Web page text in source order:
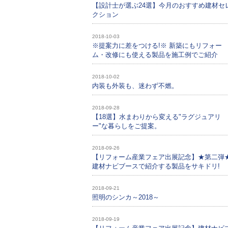
【設計士が選ぶ24選】今月のおすすめ建材セ
クション
2018-10-03
※提案力に差をつける!※ 新築にもリフォー
ム・改修にも使える製品を施工例でご紹介
2018-10-02
内装も外装も、迷わず不燃。
2018-09-28
【18選】水まわりから変える"ラグジュアリ
ー"な暮らしをご提案。
2018-09-26
【リフォーム産業フェア出展記念】★第二
建材ナビブースで紹介する製品をサキドリ!
2018-09-21
照明のシンカ～2018～
2018-09-19